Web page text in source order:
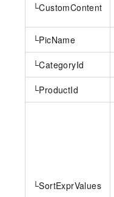
└CustomContent
└PicName
└CategoryId
└ProductId
└SortExprValues